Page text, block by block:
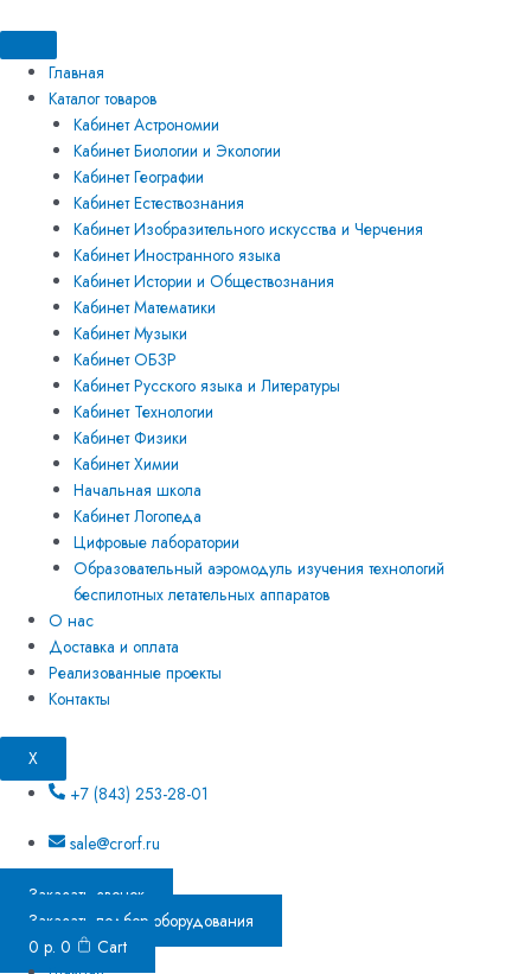
к
содержимому
Главная
Каталог товаров
Кабинет Астрономии
Кабинет Биологии и Экологии
Кабинет Географии
Кабинет Естествознания
Кабинет Изобразительного искусства и Черчения
Кабинет Иностранного языка
Кабинет Истории и Обществознания
Кабинет Математики
Кабинет Музыки
Кабинет ОБЗР
Кабинет Русского языка и Литературы
Кабинет Технологии
Кабинет Физики
Кабинет Химии
Начальная школа
Кабинет Логопеда
Цифровые лаборатории
Образовательный аэромодуль изучения технологий
беспилотных летательных аппаратов
О нас
Доставка и оплата
Реализованные проекты
Контакты
X
+7 (843) 253-28-01
sale@crorf.ru
Заказать звонок
Заказать подбор оборудования
0 р. 0
Cart
товара
Центрифуга
демонстрационная